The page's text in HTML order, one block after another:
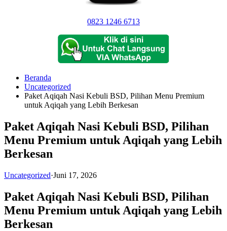
0823 1246 6713
Beranda
Uncategorized
Paket Aqiqah Nasi Kebuli BSD, Pilihan Menu Premium
untuk Aqiqah yang Lebih Berkesan
Paket Aqiqah Nasi Kebuli BSD, Pilihan
Menu Premium untuk Aqiqah yang Lebih
Berkesan
Uncategorized·Juni 17, 2026
Paket Aqiqah Nasi Kebuli BSD, Pilihan
Menu Premium untuk Aqiqah yang Lebih
Berkesan